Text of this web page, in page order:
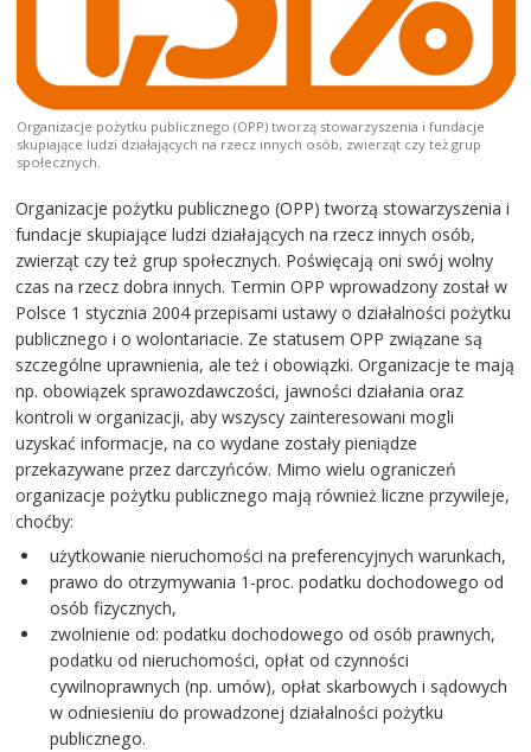
Organizacje pożytku publicznego (OPP) tworzą stowarzyszenia i fundacje
skupiające ludzi działających na rzecz innych osób, zwierząt czy też grup
społecznych.
Organizacje pożytku publicznego (OPP) tworzą stowarzyszenia i
fundacje skupiające ludzi działających na rzecz innych osób,
zwierząt czy też grup społecznych. Poświęcają oni swój wolny
czas na rzecz dobra innych. Termin OPP wprowadzony został w
Polsce 1 stycznia 2004 przepisami ustawy o działalności pożytku
publicznego i o wolontariacie. Ze statusem OPP związane są
szczególne uprawnienia, ale też i obowiązki. Organizacje te mają
np. obowiązek sprawozdawczości, jawności działania oraz
kontroli w organizacji, aby wszyscy zainteresowani mogli
uzyskać informacje, na co wydane zostały pieniądze
przekazywane przez darczyńców. Mimo wielu ograniczeń
organizacje pożytku publicznego mają również liczne przywileje,
choćby:
użytkowanie nieruchomości na preferencyjnych warunkach,
prawo do otrzymywania 1-proc. podatku dochodowego od
osób fizycznych,
zwolnienie od: podatku dochodowego od osób prawnych,
podatku od nieruchomości, opłat od czynności
cywilnoprawnych (np. umów), opłat skarbowych i sądowych
w odniesieniu do prowadzonej działalności pożytku
publicznego.